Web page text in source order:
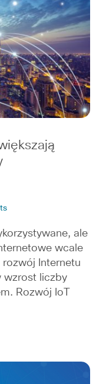
ale
wcale
Internetu
wzrost liczby
Rozwój IoT